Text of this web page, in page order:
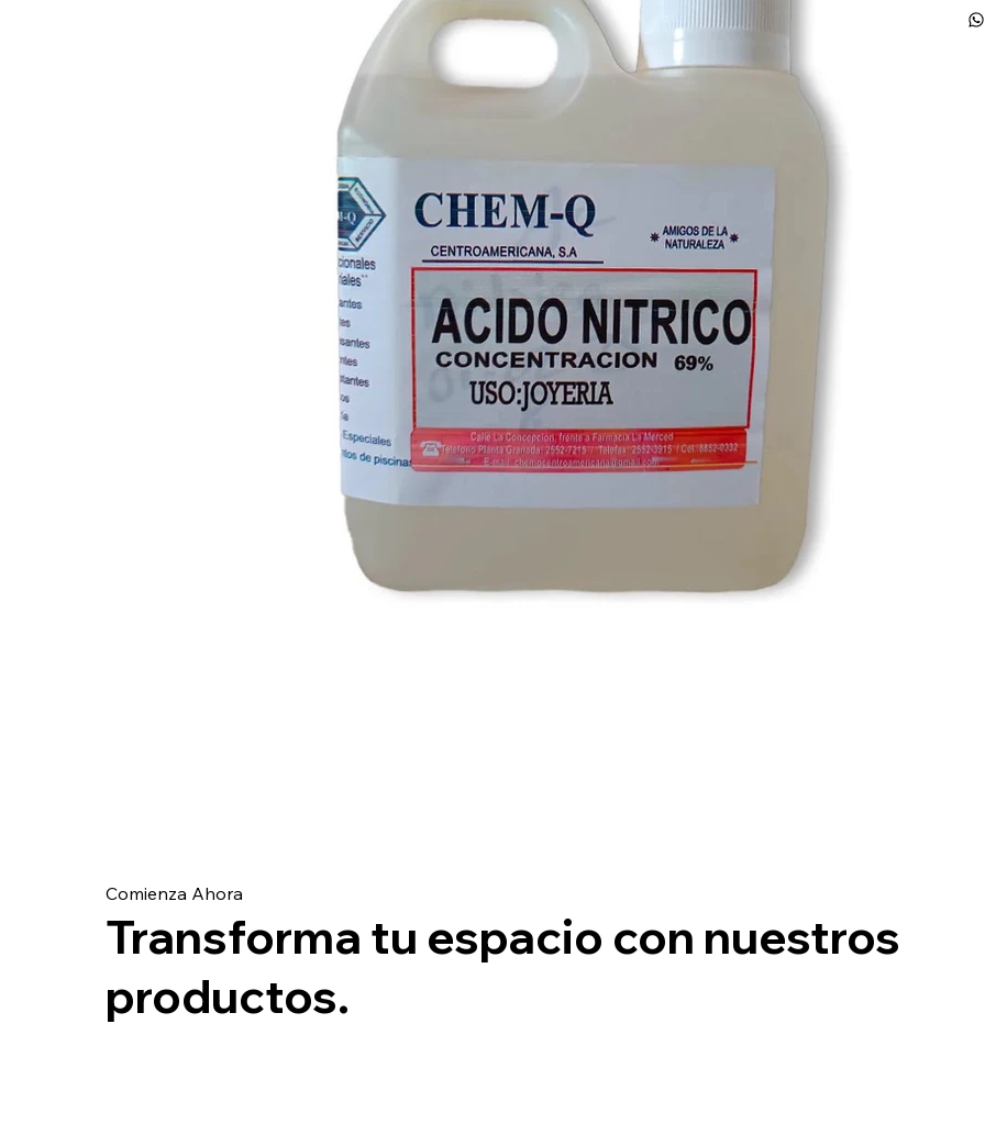
Comienza Ahora
Transforma tu espacio con nuestros
productos.